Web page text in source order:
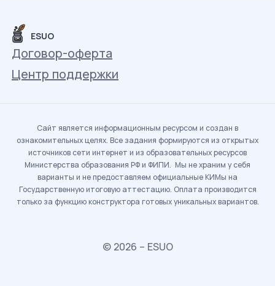
ESUO
Договор-оферта
Центр поддержки
Сайт является информационным ресурсом и создан в
ознакомительных целях. Все задания формируются из открытых
источников сети интернет и из образовательных ресурсов
Министерства образования РФ и ФИПИ. Мы не храним у себя
варианты и не предоставляем официальные КИМы на
Государственную итоговую аттестацию. Оплата производится
только за функцию конструктора готовых уникальных вариантов.
© 2026 – ESUO